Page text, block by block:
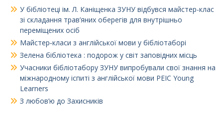
У бібліотеці ім. Л. Каніщенка ЗУНУ відбувся майстер-клас
зі складання трав’яних оберегів для внутрішньо
переміщених осіб
Майстер‑класи з англійської мови у бібліотаборі
Зелена бібліотека : подорож у світ заповідних місць
Учасники бібліотабору ЗУНУ випробували свої знання на
міжнародному іспиті з англійської мови PEIC Young
Learners
З любов’ю до Захисників